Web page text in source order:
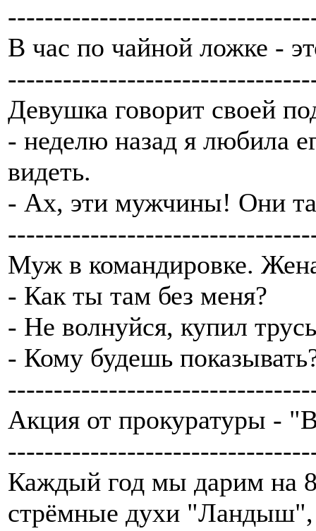
В час по чайной ложке -
Девушка говорит своей
- неделю назад я любила
видеть.
- Ах, эти мужчины! Они
Муж в командировке.
- Как ты там без меня?
- Не волнуйся, купил
- Кому будешь
Акция от прокуратуры -
Каждый год мы дарим на
стрёмные духи "Ландыш",